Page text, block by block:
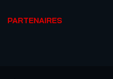
PARTENAIRES